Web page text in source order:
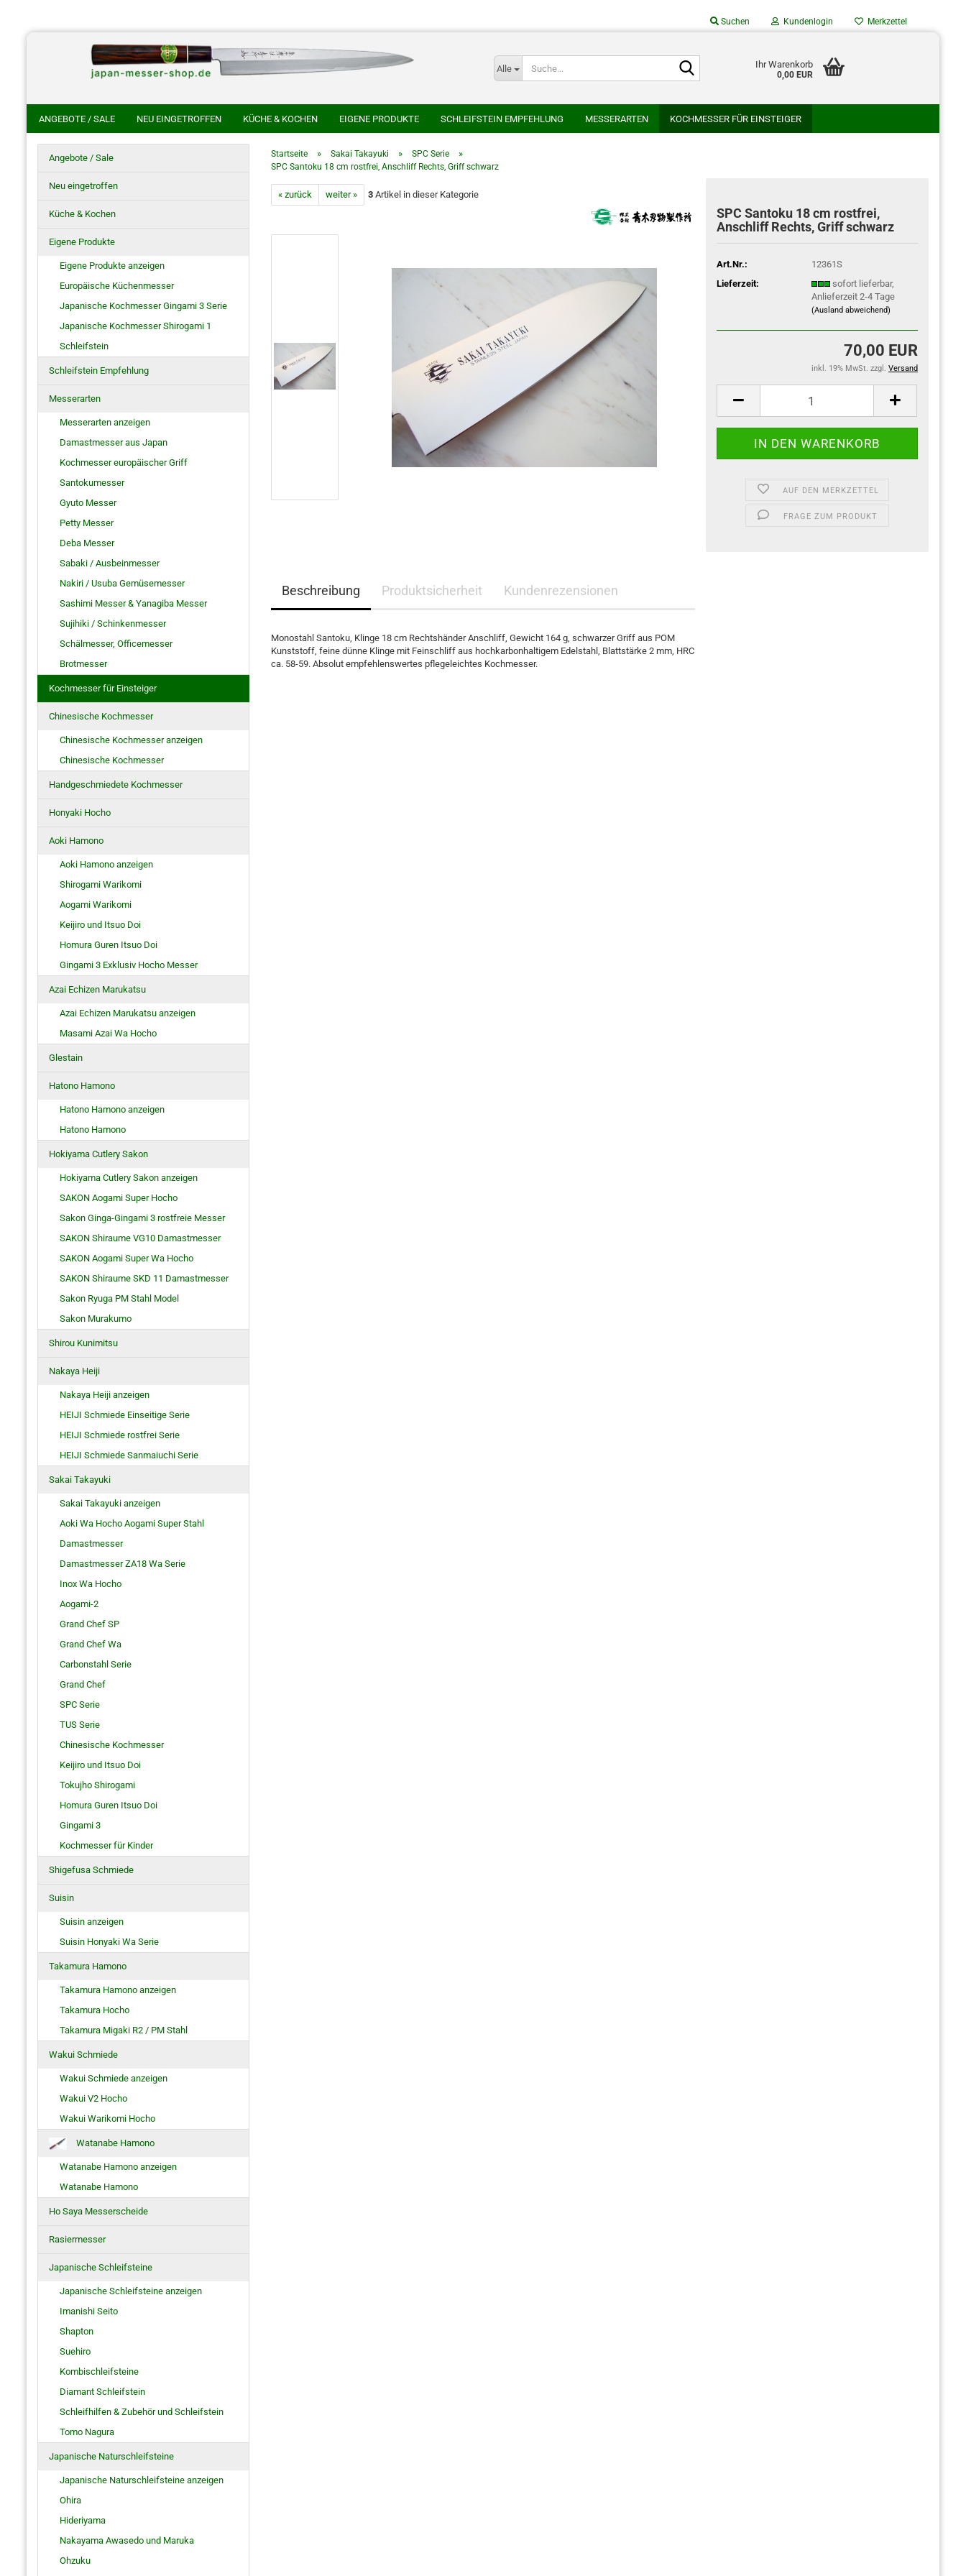
Suchen Kundenlogin
Passwort
Konto erstellen
Merkzettel
Alle Ihr Warenkorb
0,00 EUR
ANGEBOTE / SALE NEU EINGETROFFEN KÜCHE & KOCHEN EIGENE PRODUKTE SCHLEIFSTEIN EMPFEHLUNG MESSERARTEN KOCHMESSER FÜR EINSTEIGER
HANDGESCHMIEDETE KOCHMESSER HONYAKI HOCHO
JAPANISCHE SCHLEIFSTEINE
Startseite » Sakai Takayuki » SPC Serie »
SPC Santoku 18 cm rostfrei, Anschliff Rechts, Griff schwarz
« zurück weiter » 3 Artikel in dieser Kategorie
SPC Santoku 18 cm rostfrei,
Anschliff Rechts, Griff schwarz
Art.Nr.:
12361S
Lieferzeit:
sofort lieferbar,
Anlieferzeit 2-4 Tage
(Ausland abweichend)
70,00 EUR
inkl. 19% MwSt. zzgl. Versand
AUF DEN MERKZETTEL
FRAGE ZUM PRODUKT
Beschreibung Produktsicherheit Kundenrezensionen
Monostahl Santoku, Klinge 18 cm Rechtshänder Anschliff, Gewicht 164 g, schwarzer Griff aus POM
Kunststoff, feine dünne Klinge mit Feinschliff aus hochkarbonhaltigem Edelstahl, Blattstärke 2 mm, HRC
ca. 58-59. Absolut empfehlenswertes pflegeleichtes Kochmesser.
Angebote / Sale
Neu eingetroffen
Küche & Kochen
Eigene Produkte
Eigene Produkte anzeigen
Europäische Küchenmesser
Japanische Kochmesser Gingami 3 Serie
Japanische Kochmesser Shirogami 1
Schleifstein
Schleifstein Empfehlung
Messerarten
Messerarten anzeigen
Damastmesser aus Japan
Kochmesser europäischer Griff
Santokumesser
Gyuto Messer
Petty Messer
Deba Messer
Sabaki / Ausbeinmesser
Nakiri / Usuba Gemüsemesser
Sashimi Messer & Yanagiba Messer
Sujihiki / Schinkenmesser
Schälmesser, Officemesser
Brotmesser
Kochmesser für Einsteiger
Chinesische Kochmesser
Chinesische Kochmesser anzeigen
Chinesische Kochmesser
Handgeschmiedete Kochmesser
Honyaki Hocho
Aoki Hamono
Aoki Hamono anzeigen
Shirogami Warikomi
Aogami Warikomi
Keijiro und Itsuo Doi
Homura Guren Itsuo Doi
Gingami 3 Exklusiv Hocho Messer
Azai Echizen Marukatsu
Azai Echizen Marukatsu anzeigen
Masami Azai Wa Hocho
Glestain
Hatono Hamono
Hatono Hamono anzeigen
Hatono Hamono
Hokiyama Cutlery Sakon
Hokiyama Cutlery Sakon anzeigen
SAKON Aogami Super Hocho
Sakon Ginga-Gingami 3 rostfreie Messer
SAKON Shiraume VG10 Damastmesser
SAKON Aogami Super Wa Hocho
SAKON Shiraume SKD 11 Damastmesser
Sakon Ryuga PM Stahl Model
Sakon Murakumo
Shirou Kunimitsu
Nakaya Heiji
Nakaya Heiji anzeigen
HEIJI Schmiede Einseitige Serie
HEIJI Schmiede rostfrei Serie
HEIJI Schmiede Sanmaiuchi Serie
Sakai Takayuki
Sakai Takayuki anzeigen
Aoki Wa Hocho Aogami Super Stahl
Damastmesser
Damastmesser ZA18 Wa Serie
Inox Wa Hocho
Aogami-2
Grand Chef SP
Grand Chef Wa
Carbonstahl Serie
Grand Chef
SPC Serie
TUS Serie
Chinesische Kochmesser
Keijiro und Itsuo Doi
Tokujho Shirogami
Homura Guren Itsuo Doi
Gingami 3
Kochmesser für Kinder
Shigefusa Schmiede
Suisin
Suisin anzeigen
Suisin Honyaki Wa Serie
Takamura Hamono
Takamura Hamono anzeigen
Takamura Hocho
Takamura Migaki R2 / PM Stahl
Wakui Schmiede
Wakui Schmiede anzeigen
Wakui V2 Hocho
Wakui Warikomi Hocho
Watanabe Hamono
Watanabe Hamono anzeigen
Watanabe Hamono
Ho Saya Messerscheide
Rasiermesser
Japanische Schleifsteine
Japanische Schleifsteine anzeigen
Imanishi Seito
Shapton
Suehiro
Kombischleifsteine
Diamant Schleifstein
Schleifhilfen & Zubehör und Schleifstein
Tomo Nagura
Japanische Naturschleifsteine
Japanische Naturschleifsteine anzeigen
Ohira
Hideriyama
Nakayama Awasedo und Maruka
Ohzuku